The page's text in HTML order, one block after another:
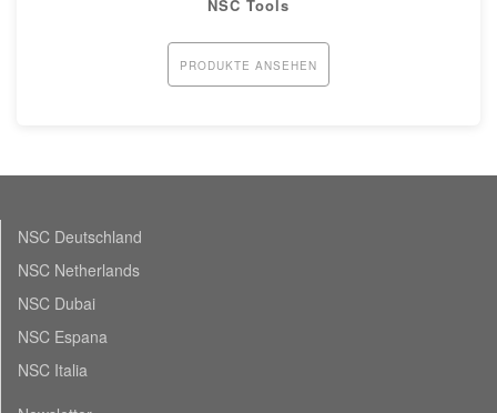
NSC Tools
PRODUKTE ANSEHEN
NSC Deutschland
NSC Netherlands
NSC Dubai
NSC Espana
NSC Italia